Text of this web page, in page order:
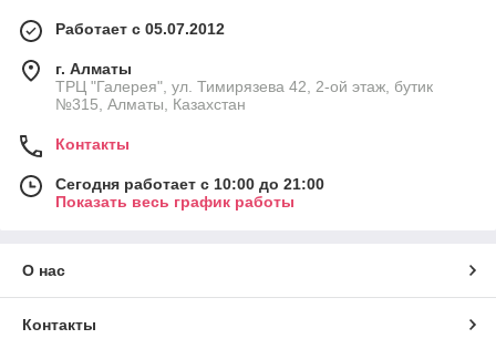
Работает с 05.07.2012
г. Алматы
ТРЦ "Галерея", ул. Тимирязева 42, 2-ой этаж, бутик
№315, Алматы, Казахстан
Контакты
Сегодня работает с 10:00 до 21:00
Показать весь график работы
О нас
Контакты